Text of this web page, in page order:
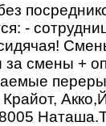
-
за смены +